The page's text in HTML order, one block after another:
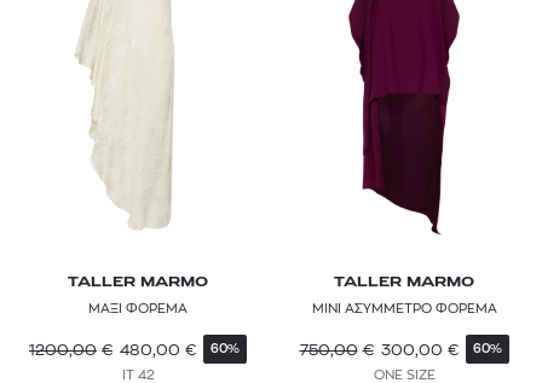
TALLER MARMO
ΜΑΞΙ ΦΟΡΕΜΑ
1200,00 € 480,00 € 60%
IT 42
TALLER MARMO
ΜΙΝΙ ΑΣΥΜΜΕΤΡΟ ΦΟΡΕΜΑ
750,00 € 300,00 € 60%
ONE SIZE